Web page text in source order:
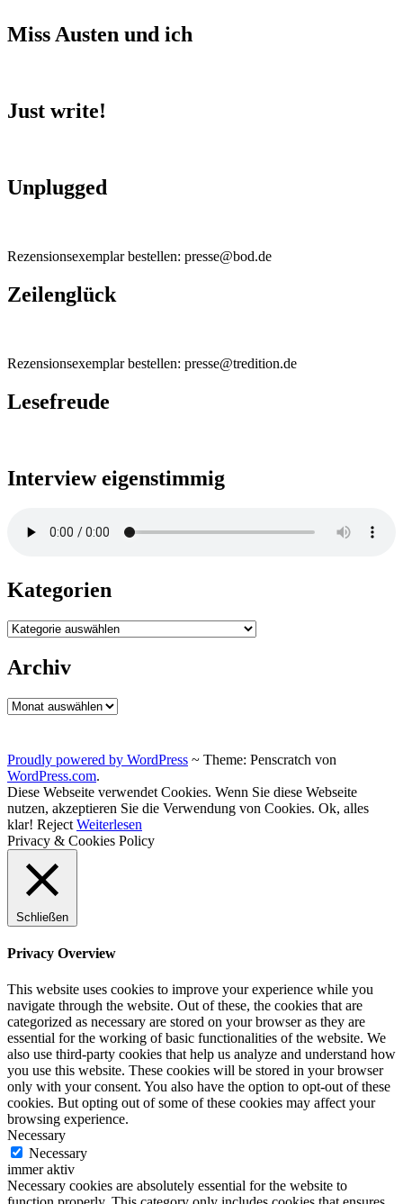
Miss Austen und ich
Just write!
Unplugged
Rezensionsexemplar bestellen: presse@bod.de
Zeilenglück
Rezensionsexemplar bestellen: presse@tredition.de
Lesefreude
Interview eigenstimmig
Kategorien
Kategorien
Archiv
Archiv
Proudly powered by WordPress ~ Theme: Penscratch von
WordPress.com.
Diese Webseite verwendet Cookies. Wenn Sie diese Webseite
nutzen, akzeptieren Sie die Verwendung von Cookies. Ok, alles
klar! Reject Weiterlesen
Privacy & Cookies Policy
Schließen
Privacy Overview
This website uses cookies to improve your experience while you
navigate through the website. Out of these, the cookies that are
categorized as necessary are stored on your browser as they are
essential for the working of basic functionalities of the website. We
also use third-party cookies that help us analyze and understand how
you use this website. These cookies will be stored in your browser
only with your consent. You also have the option to opt-out of these
cookies. But opting out of some of these cookies may affect your
browsing experience.
Necessary
Necessary
immer aktiv
Necessary cookies are absolutely essential for the website to